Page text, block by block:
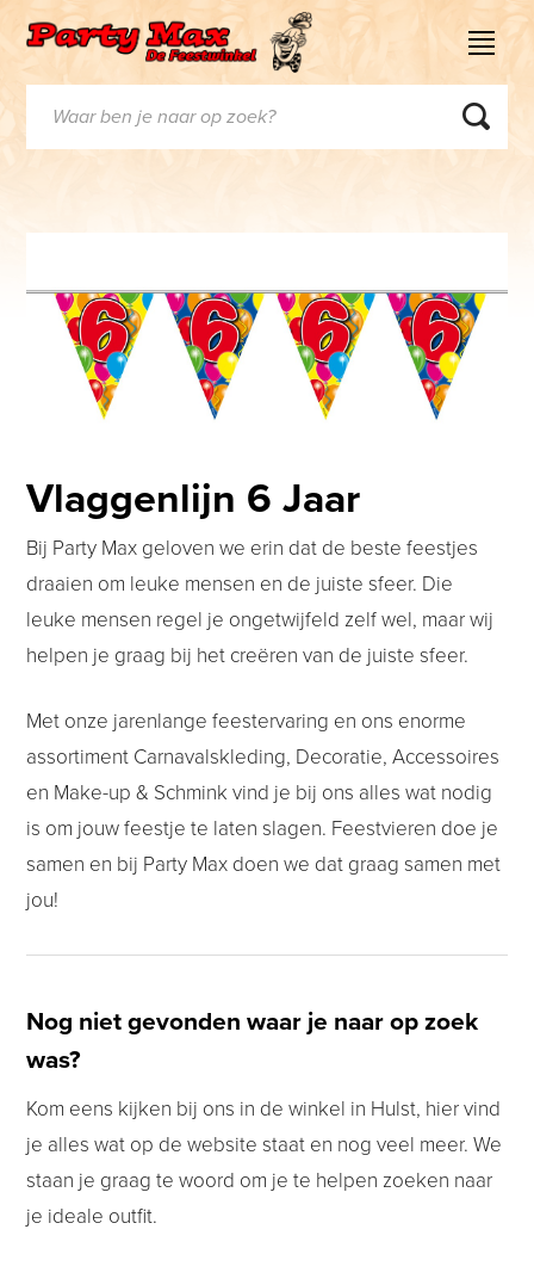
Vlaggenlijn 6 Jaar
Bij Party Max geloven we erin dat de beste feestjes
draaien om leuke mensen en de juiste sfeer. Die
leuke mensen regel je ongetwijfeld zelf wel, maar wij
helpen je graag bij het creëren van de juiste sfeer.
Met onze jarenlange feestervaring en ons enorme
assortiment Carnavalskleding, Decoratie, Accessoires
en Make-up & Schmink vind je bij ons alles wat nodig
is om jouw feestje te laten slagen. Feestvieren doe je
samen en bij Party Max doen we dat graag samen met
jou!
Nog niet gevonden waar je naar op zoek
was?
Kom eens kijken bij ons in de winkel in Hulst, hier vind
je alles wat op de website staat en nog veel meer. We
staan je graag te woord om je te helpen zoeken naar
je ideale outfit.